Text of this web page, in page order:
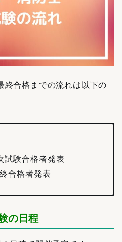
終合格までの流れは以下の
試験合格者発表
合格者発表
の日程